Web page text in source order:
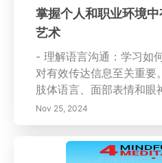
掌握个人和职业环境
艺术
- 理解语言沟通：学习如
对有效传达信息至关重要
肢体语言、面部表情和眼
中的重要性。- 有效沟通
理解的个人和文化障碍，
提升沟通技巧：获得提高
包括积极倾听和根据观众
Nov 25, 2024